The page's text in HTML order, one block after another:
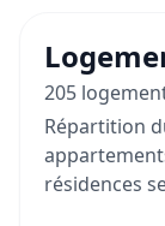
205
Répartition
résidences